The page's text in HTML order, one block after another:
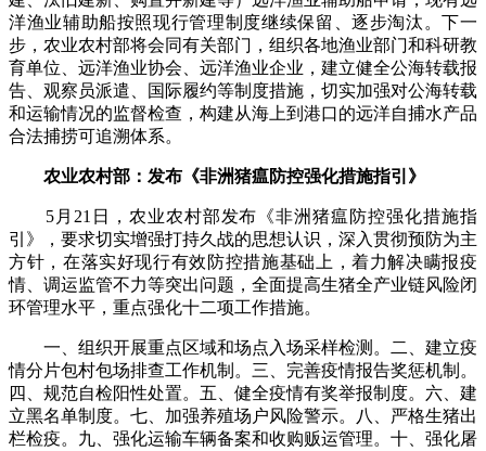
洋渔业辅助船按照现行管理制度继续保留、逐步淘汰。下一
步，农业农村部将会同有关部门，组织各地渔业部门和科研教
育单位、远洋渔业协会、远洋渔业企业，建立健全公海转载报
告、观察员派遣、国际履约等制度措施，切实加强对公海转载
和运输情况的监督检查，构建从海上到港口的远洋自捕水产品
合法捕捞可追溯体系。
农业农村部：发布《非洲猪瘟防控强化措施指引》
5月21日，农业农村部发布《非洲猪瘟防控强化措施指
引》，要求切实增强打持久战的思想认识，深入贯彻预防为主
方针，在落实好现行有效防控措施基础上，着力解决瞒报疫
情、调运监管不力等突出问题，全面提高生猪全产业链风险闭
环管理水平，重点强化十二项工作措施。
一、组织开展重点区域和场点入场采样检测。二、建立疫
情分片包村包场排查工作机制。三、完善疫情报告奖惩机制。
四、规范自检阳性处置。五、健全疫情有奖举报制度。六、建
立黑名单制度。七、加强养殖场户风险警示。八、严格生猪出
栏检疫。九、强化运输车辆备案和收购贩运管理。十、强化屠